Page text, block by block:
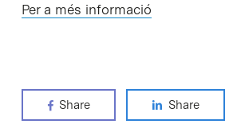
Per a més informació
Share Share